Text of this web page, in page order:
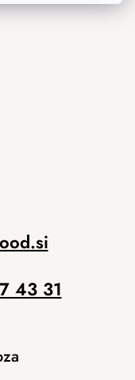
43 31